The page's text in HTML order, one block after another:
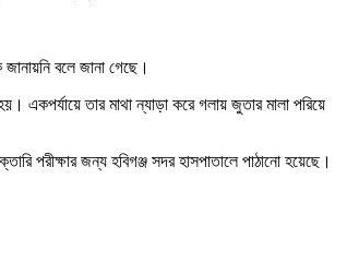
বলে জানা গেছে।
তার মাথা ন্যাড়া করে গলায় জুতার মালা পরিয়ে
পরীক্ষার জন্য হবিগঞ্জ সদর হাসপাতালে পাঠানো হয়েছে।